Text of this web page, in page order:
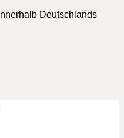
Deutschlands